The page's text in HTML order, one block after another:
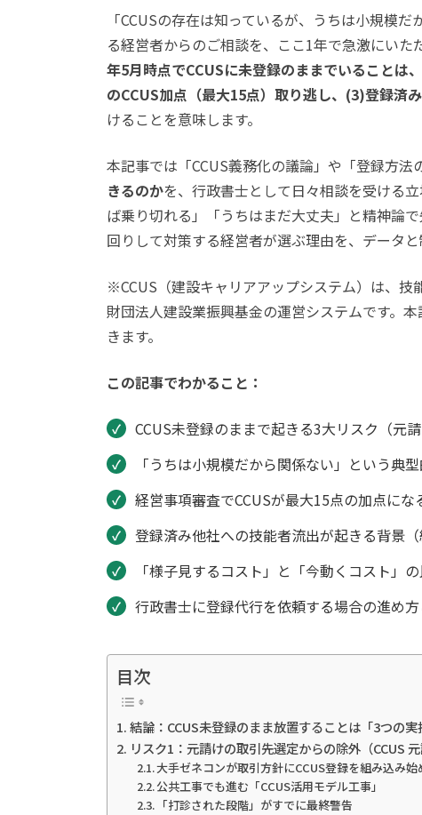
「CCUSの存在は知っているが、うちは小規模
る経営者からのご相談を、ここ1年で急激にいた
年5月時点でCCUSに未登録のままでいること
のCCUS加点（最大15点）取り逃し、(3)登録済
けることを意味します。
本記事では「CCUS義務化の議論」や「登録方法
きるのかを、行政書士として日々相談を受ける
ば乗り切れる」「うちはまだ大丈夫」と精神論
回りして対策する経営者が選ぶ理由を、データと
※CCUS（建設キャリアアップシステム）は、
財団法人建設業振興基金の運営システムです。
きます。
この記事でわかること：
CCUS未登録のままで起きる3大リスク（元
「うちは小規模だから関係ない」という典
経営事項審査でCCUSが最大15点の加点に
登録済み他社への技能者流出が起きる背景（
「様子見するコスト」と「今動くコスト」
行政書士に登録代行を依頼する場合の進め
目次
結論：CCUS未登録のまま放置することは「3つの
リスク1：元請けの取引先選定からの除外（CCUS 元
大手ゼネコンが取引方針にCCUS登録を組み込み始
公共工事でも進む「CCUS活用モデル工事」
「打診された段階」がすでに最終警告